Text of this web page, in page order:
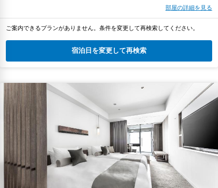
部屋の詳細を見る
ご案内できるプランがありません。条件を変更して再検索してください。
宿泊日を変更して再検索